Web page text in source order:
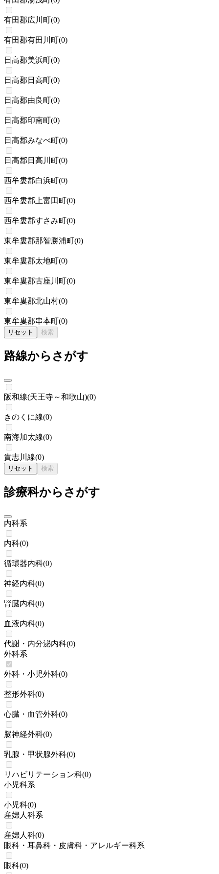
有田郡広川町(0)
有田郡有田川町(0)
日高郡美浜町(0)
日高郡日高町(0)
日高郡由良町(0)
日高郡印南町(0)
日高郡みなべ町(0)
日高郡日高川町(0)
西牟婁郡白浜町(0)
西牟婁郡上富田町(0)
西牟婁郡すさみ町(0)
東牟婁郡那智勝浦町(0)
東牟婁郡太地町(0)
東牟婁郡古座川町(0)
東牟婁郡北山村(0)
東牟婁郡串本町(0)
リセット 検索
路線からさがす
阪和線(天王寺～和歌山)(0)
きのくに線(0)
南海加太線(0)
貴志川線(0)
リセット 検索
診療科からさがす
内科系
内科(0)
循環器内科(0)
神経内科(0)
腎臓内科(0)
血液内科(0)
代謝・内分泌内科(0)
外科系
外科・小児外科(0)
整形外科(0)
心臓・血管外科(0)
脳神経外科(0)
乳腺・甲状腺外科(0)
リハビリテーション科(0)
小児科系
小児科(0)
産婦人科系
産婦人科(0)
眼科・耳鼻科・皮膚科・アレルギー科系
眼科(0)